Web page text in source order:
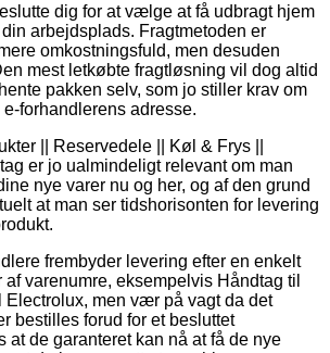
dig for at vælge at få udbragt hjem
arbejdsplads. Fragtmetoden er
omkostningsfuld, men desuden
mest letkøbte fragtløsning vil dog altid
pakken selv, som jo stiller krav om
forhandlerens adresse.
|| Reservedele || Køl & Frys ||
er jo ualmindeligt relevant om man
nye varer nu og her, og af den grund
at man ser tidshorisonten for levering
frembyder levering efter en enkelt
af varenumre, eksempelvis Håndtag til
Electrolux, men vær på vagt da det
bestilles forud for et besluttet
at de garanteret kan nå at få de nye